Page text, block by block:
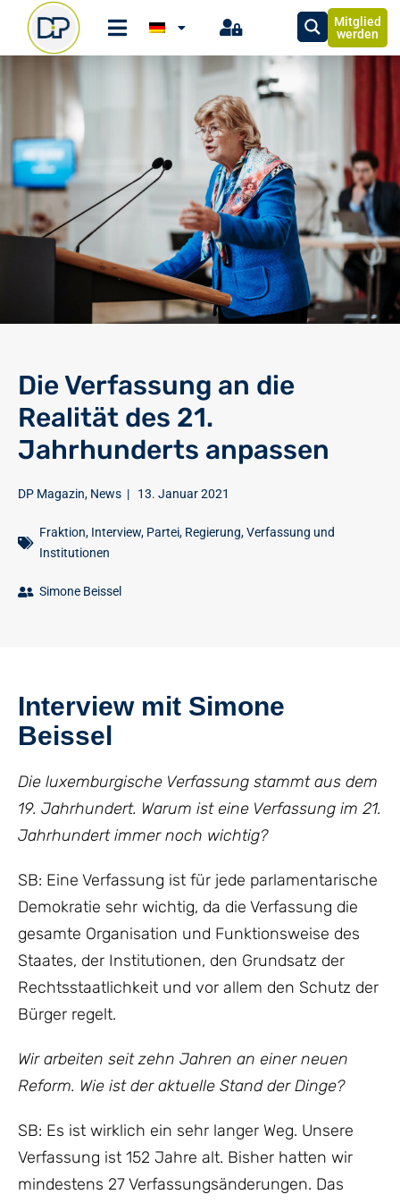
Mitglied
werden
Die Verfassung an die
Realität des 21.
Jahrhunderts anpassen
DP Magazin, News | 13. Januar 2021
Fraktion, Interview, Partei, Regierung,Verfassung und
Institutionen
Simone Beissel
Interview mit Simone
Beissel
Die luxemburgische Verfassung stammt aus dem
19. Jahrhundert. Warum ist eine Verfassung im 21.
Jahrhundert immer noch wichtig?
SB: Eine Verfassung ist für jede parlamentarische
Demokratie sehr wichtig, da die Verfassung die
gesamte Organisation und Funktionsweise des
Staates, der Institutionen, den Grundsatz der
Rechtsstaatlichkeit und vor allem den Schutz der
Bürger regelt.
Wir arbeiten seit zehn Jahren an einer neuen
Reform. Wie ist der aktuelle Stand der Dinge?
SB: Es ist wirklich ein sehr langer Weg. Unsere
Verfassung ist 152 Jahre alt. Bisher hatten wir
mindestens 27 Verfassungsänderungen. Das